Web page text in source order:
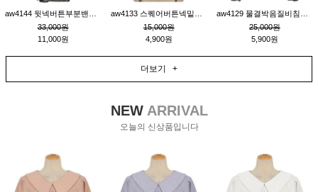
33,000원
11,000원
15,000원
4,900원
25,000원
5,900원
더보기 +
NEWARRIVAL
오늘의 신상품입니다